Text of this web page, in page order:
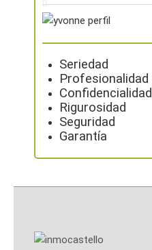
Seriedad
Profesionalidad
Confidencialidad
Rigurosidad
Seguridad
Garantía